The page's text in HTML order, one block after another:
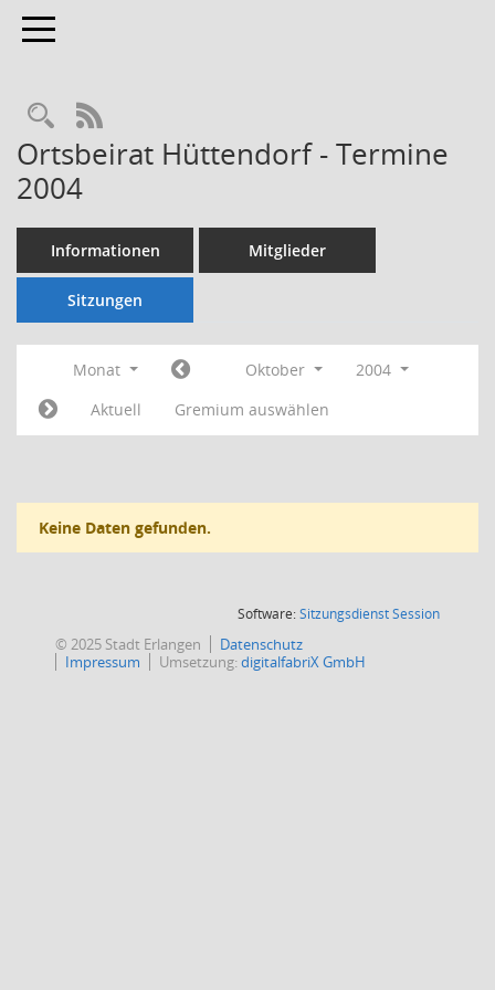
Toggle navigation
Rechercheauswahl
RSS-Feed
Ortsbeirat Hüttendorf - Termine
2004
Informationen Mitglieder
Sitzungen
Monat Oktober
2004
Aktuell
Gremium auswählen
Keine Daten gefunden.
Software:SitzungsdienstSession(Wird in
© 2025 Stadt Erlangen
Datenschutz
Impressum
Umsetzung:digitalfabriX GmbH